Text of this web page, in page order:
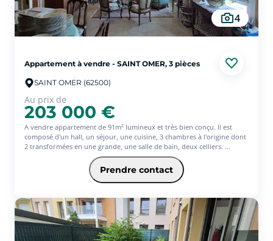
4
Appartement à vendre - SAINT OMER, 3 pièces
SAINT OMER (62500)
Au prix de
203 000 €
A vendre appartement de 91m² lumineux et très bien conçu. Il est
composé d'un hall, un séjour, une cuisine, 3 chambres à l'origine dont
2 transformées en une grande, une salle de bain, deux celliers.
Votre décoration personnalisée est à prévoir.
Un emplacement parking en sous sol et une place en extérieur
viennent compléter ce bel appartement idéalement placé au centre de
ST OMER et en même temps au calme.
Une question? Une visite?
Contactez moi au 06 19 72 58 61
Prendre contact